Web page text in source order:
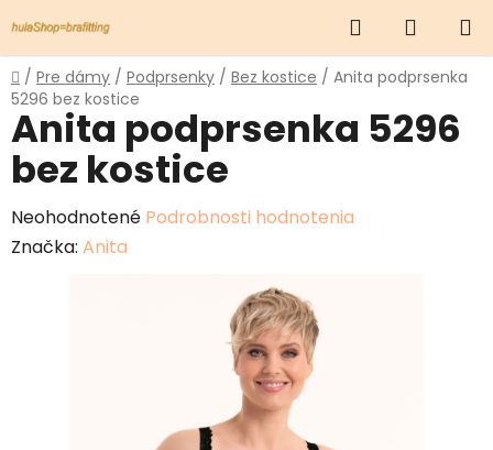
na
obsah
Hľadať
KOŠÍK
Domov
/ Pre dámy / Podprsenky / Bez kostice / Anita podprsenka
5296 bez kostice
Anita podprsenka 5296
bez kostice
Priemerné
hodnotenie
Neohodnotené Podrobnosti hodnotenia
Značka: Anita